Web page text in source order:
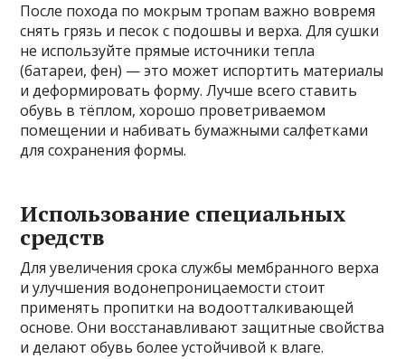
После похода по мокрым тропам важно вовремя
снять грязь и песок с подошвы и верха. Для сушки
не используйте прямые источники тепла
(батареи, фен) — это может испортить материалы
и деформировать форму. Лучше всего ставить
обувь в тёплом, хорошо проветриваемом
помещении и набивать бумажными салфетками
для сохранения формы.
Использование специальных
средств
Для увеличения срока службы мембранного верха
и улучшения водонепроницаемости стоит
применять пропитки на водоотталкивающей
основе. Они восстанавливают защитные свойства
и делают обувь более устойчивой к влаге.